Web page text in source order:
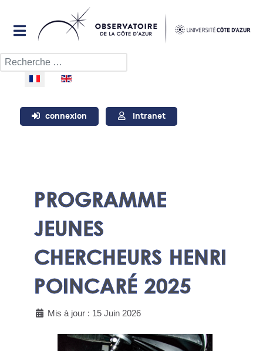
Rechercher
Sélectionnez votre langue
connexion Intranet
PROGRAMME
JEUNES
CHERCHEURS HENRI
POINCARÉ 2025
Mis à jour : 15 Juin 2026